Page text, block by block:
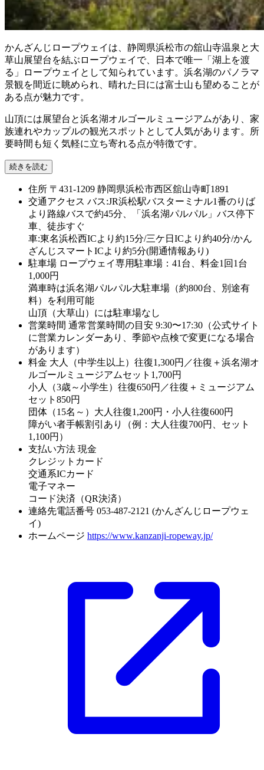
かんざんじロープウェイは、静岡県浜松市の舘山寺温泉と大
草山展望台を結ぶロープウェイで、日本で唯一「湖上を渡
る」ロープウェイとして知られています。浜名湖のパノラマ
景観を間近に眺められ、晴れた日には富士山も望めることが
ある点が魅力です。
山頂には展望台と浜名湖オルゴールミュージアムがあり、家
族連れやカップルの観光スポットとして人気があります。所
要時間も短く気軽に立ち寄れる点が特徴です。
続きを読む
住所 〒431-1209 静岡県浜松市西区舘山寺町1891
交通アクセス バス:JR浜松駅バスターミナル1番のりば
より路線バスで約45分、「浜名湖パルパル」バス停下
車、徒歩すぐ
車:東名浜松西ICより約15分/三ケ日ICより約40分/かん
ざんじスマートICより約5分(開通情報あり)
駐車場 ロープウェイ専用駐車場：41台、料金1回1台
1,000円
満車時は浜名湖パルパル大駐車場（約800台、別途有
料）を利用可能
山頂（大草山）には駐車場なし
営業時間 通常営業時間の目安 9:30〜17:30（公式サイト
に営業カレンダーあり、季節や点検で変更になる場合
があります）
料金 大人（中学生以上）往復1,300円／往復＋浜名湖オ
ルゴールミュージアムセット1,700円
小人（3歳～小学生）往復650円／往復＋ミュージアム
セット850円
団体（15名～）大人往復1,200円・小人往復600円
障がい者手帳割引あり（例：大人往復700円、セット
1,100円）
支払い方法 現金
クレジットカード
交通系ICカード
電子マネー
コード決済（QR決済）
連絡先電話番号 053-487-2121 (かんざんじロープウェ
イ)
ホームページ https://www.kanzanji-ropeway.jp/